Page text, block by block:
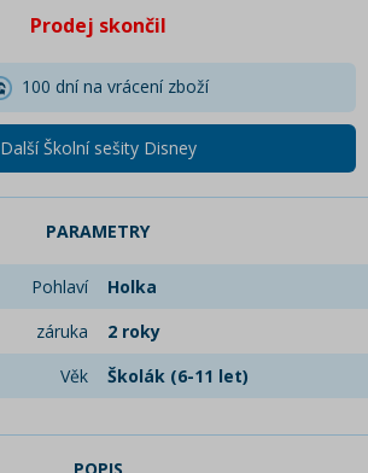
Prodej skončil
100 dní na vrácení zboží
Další Školní sešity Disney
PARAMETRY
Pohlaví
Holka
záruka
2 roky
Věk
Školák (6-11 let)